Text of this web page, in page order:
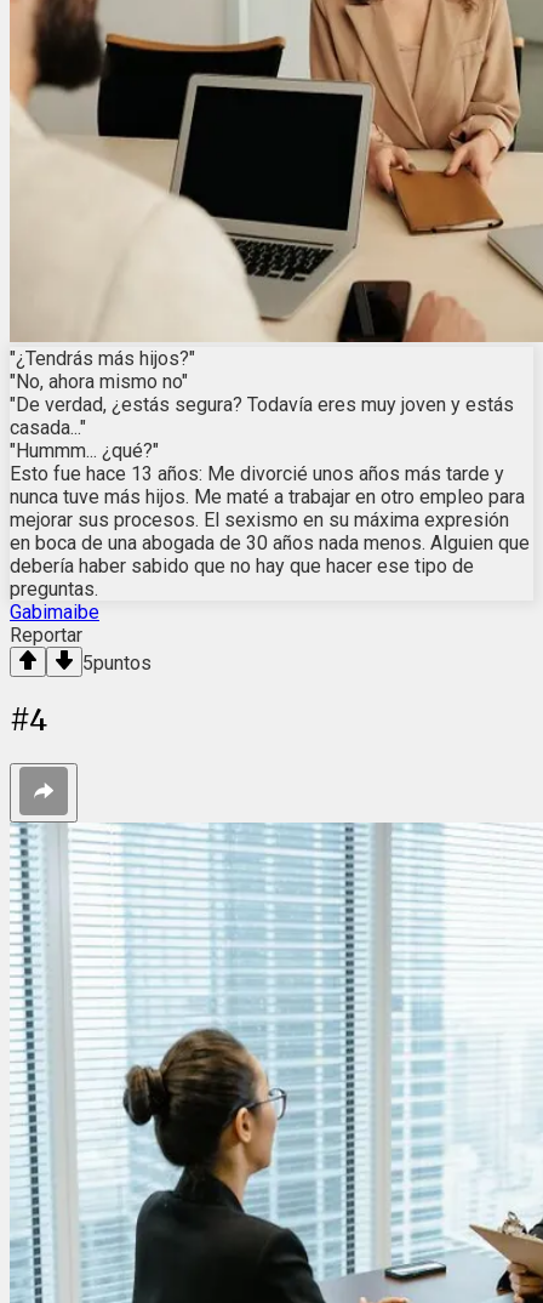
"¿Tendrás más hijos?"
"No, ahora mismo no"
"De verdad, ¿estás segura? Todavía eres muy joven y estás
casada..."
"Hummm... ¿qué?"
Esto fue hace 13 años: Me divorcié unos años más tarde y
nunca tuve más hijos. Me maté a trabajar en otro empleo para
mejorar sus procesos. El sexismo en su máxima expresión
en boca de una abogada de 30 años nada menos. Alguien que
debería haber sabido que no hay que hacer ese tipo de
preguntas.
Gabimaibe
Reportar
5puntos
#4